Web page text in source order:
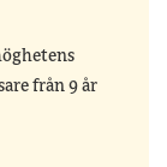
från 9 år